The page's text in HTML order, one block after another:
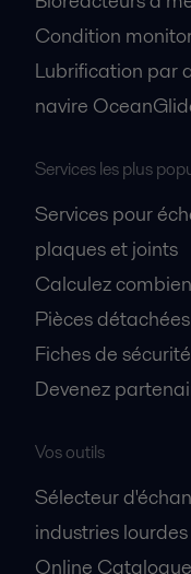
Condition
Lubrification par
navire
Services les plus
Services pour
plaques et joints
Calculez
Pièces
Fiches de sécurité
Devenez
Vos outils
Sélecteur
industries
Online Catalogue